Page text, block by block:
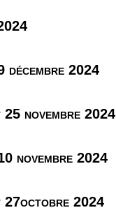
décembre 2024
novembre 2024
novembre 2024
27octobre 2024